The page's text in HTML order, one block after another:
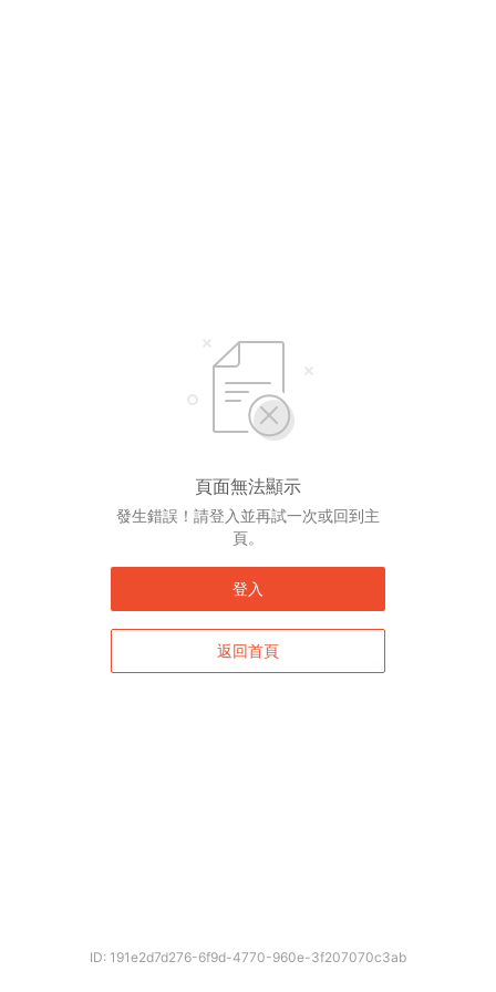
頁面無法顯示
發生錯誤！請登入並再試一次或回到主
頁。
登入
返回首頁
ID: 191e2d7d276-6f9d-4770-960e-3f207070c3ab